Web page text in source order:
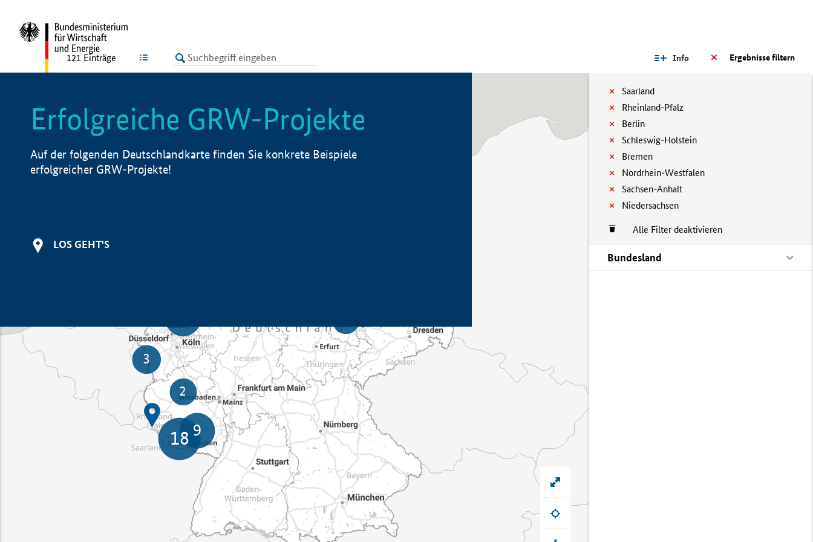
LISTE Ergebnisse filtern
Info
Saarland
Rheinland-Pfalz
Berlin
Schleswig-Holstein
Bremen
Nordrhein-Westfalen
Sachsen-Anhalt
Niedersachsen
Alle Filter deaktivieren
Bundesland
121 Einträge
Erfolgreiche GRW-Projekte
Auf der folgenden Deutschlandkarte finden Sie konkrete Beispiele
erfolgreicher GRW-Projekte!
LOS GEHT'S